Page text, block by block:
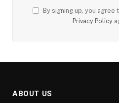
By signing up, you agree
Privacy Policy
ABOUT US